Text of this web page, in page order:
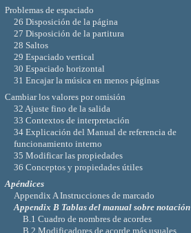
Problemas de espaciado
26 Disposición de la página
27 Disposición de la partitura
28 Saltos
29 Espaciado vertical
30 Espaciado horizontal
31 Encajar la música en menos páginas
Cambiar los valores por omisión
32 Ajuste fino de la salida
33 Contextos de interpretación
34 Explicación del Manual de referencia de
funcionamiento interno
35 Modificar las propiedades
36 Conceptos y propiedades útiles
Apéndices
Appendix A Instrucciones de marcado
Appendix B Tablas del manual sobre notación
B.1 Cuadro de nombres de acordes
B.2 Modificadores de acorde más usuales